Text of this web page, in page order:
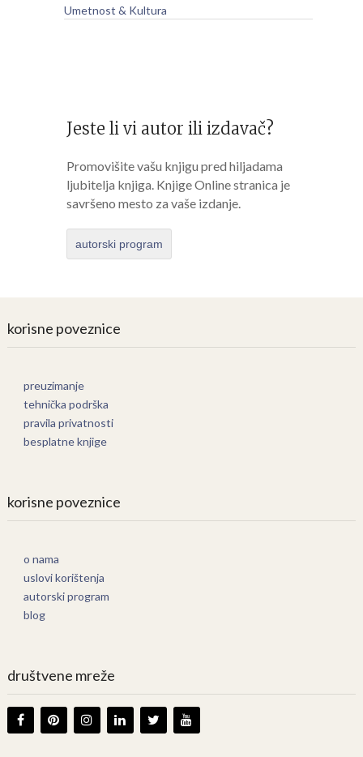
Umetnost & Kultura
Jeste li vi autor ili izdavač?
Promovišite vašu knjigu pred hiljadama
ljubitelja knjiga. Knjige Online stranica je
savršeno mesto za vaše izdanje.
autorski program
korisne poveznice
preuzimanje
tehnička podrška
pravila privatnosti
besplatne knjige
korisne poveznice
o nama
uslovi korištenja
autorski program
blog
društvene mreže